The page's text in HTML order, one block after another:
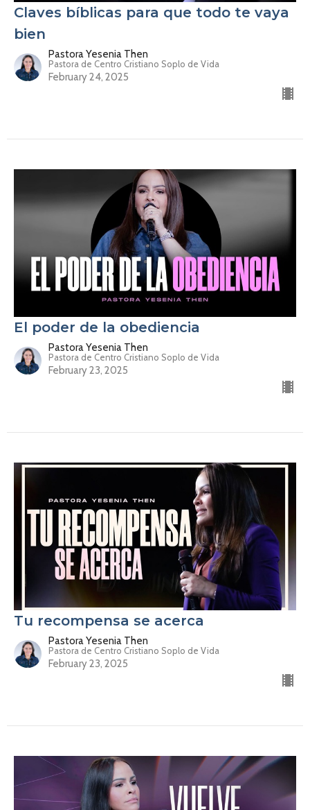
Claves bíblicas para que todo te vaya
bien
Pastora Yesenia Then
Pastora de Centro Cristiano Soplo de Vida
February 24, 2025
El poder de la obediencia
Pastora Yesenia Then
Pastora de Centro Cristiano Soplo de Vida
February 23, 2025
Tu recompensa se acerca
Pastora Yesenia Then
Pastora de Centro Cristiano Soplo de Vida
February 23, 2025